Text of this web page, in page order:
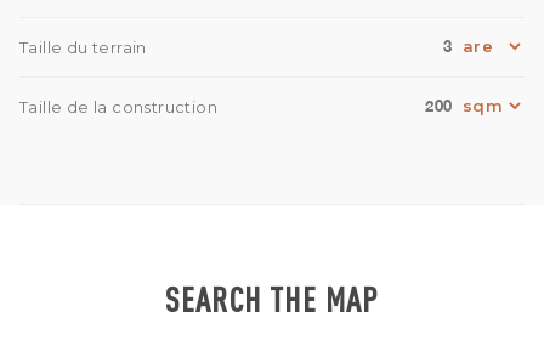
Taille du terrain 3
Taille de la construction 200
SEARCH THE MAP